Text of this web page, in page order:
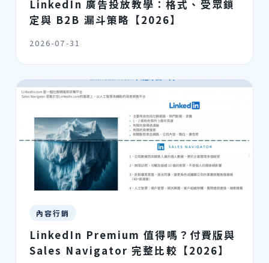
LinkedIn 廣告投放教學：格式、受眾鎖
定與 B2B 漏斗策略【2026】
2026-07-31
內容行銷
LinkedIn Premium 值得嗎？付費版與
Sales Navigator 完整比較【2026】